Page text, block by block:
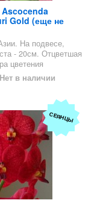
Gold (еще не
На подвесе,
- 20см. Отцветшая
цветения
Нет в наличии
СЕЯНЦЫ